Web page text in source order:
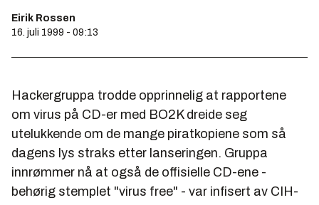
Eirik Rossen
16. juli 1999 - 09:13
Hackergruppa trodde opprinnelig at rapportene
om virus på CD-er med BO2K dreide seg
utelukkende om de mange piratkopiene som så
dagens lys straks etter lanseringen. Gruppa
innrømmer nå at også de offisielle CD-ene -
behørig stemplet "virus free" - var infisert av CIH-